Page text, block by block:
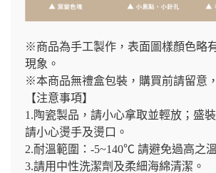
※商品為手工製作，表面圖樣顏色略
現象。
※本商品無禮盒包裝，購買前請留意
【注意事項】
1.陶瓷製品，請小心拿取並輕放；盛
請小心燙手及燙口。
2.耐溫範圍：-5~140℃ 請避免過高之
3.請用中性洗潔劑及柔細海綿清潔。